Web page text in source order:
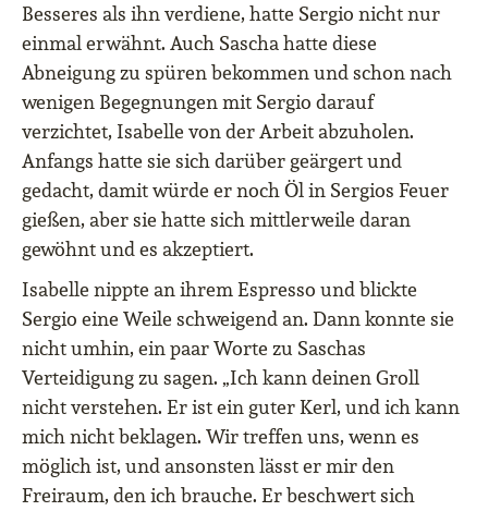
Besseres als ihn verdiene, hatte Sergio nicht nur
einmal erwähnt. Auch Sascha hatte diese
Abneigung zu spüren bekommen und schon nach
wenigen Begegnungen mit Sergio darauf
verzichtet, Isabelle von der Arbeit abzuholen.
Anfangs hatte sie sich darüber geärgert und
gedacht, damit würde er noch Öl in Sergios Feuer
gießen, aber sie hatte sich mittlerweile daran
gewöhnt und es akzeptiert.
Isabelle nippte an ihrem Espresso und blickte
Sergio eine Weile schweigend an. Dann konnte sie
nicht umhin, ein paar Worte zu Saschas
Verteidigung zu sagen. „Ich kann deinen Groll
nicht verstehen. Er ist ein guter Kerl, und ich kann
mich nicht beklagen. Wir treffen uns, wenn es
möglich ist, und ansonsten lässt er mir den
Freiraum, den ich brauche. Er beschwert sich